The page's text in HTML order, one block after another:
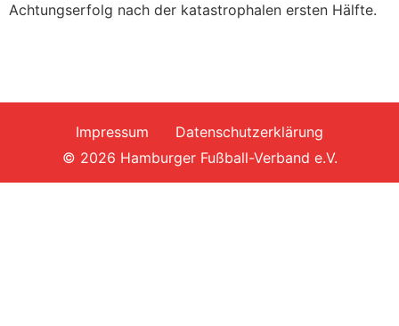
Achtungserfolg nach der katastrophalen ersten Hälfte.
Impressum
Datenschutzerklärung
© 2026 Hamburger Fußball-Verband e.V.